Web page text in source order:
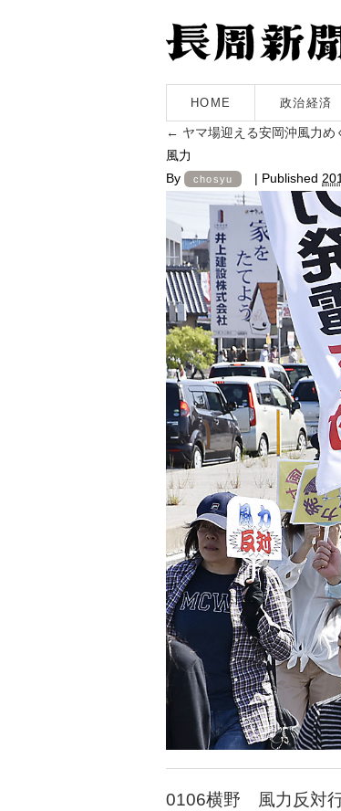
HOME 政治経済
← ヤマ場迎える安岡沖風力
風力
By
chosyu | Published
0106横野 風力反対